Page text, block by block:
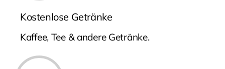
Kostenlose Getränke
Kaffee, Tee & andere Getränke.